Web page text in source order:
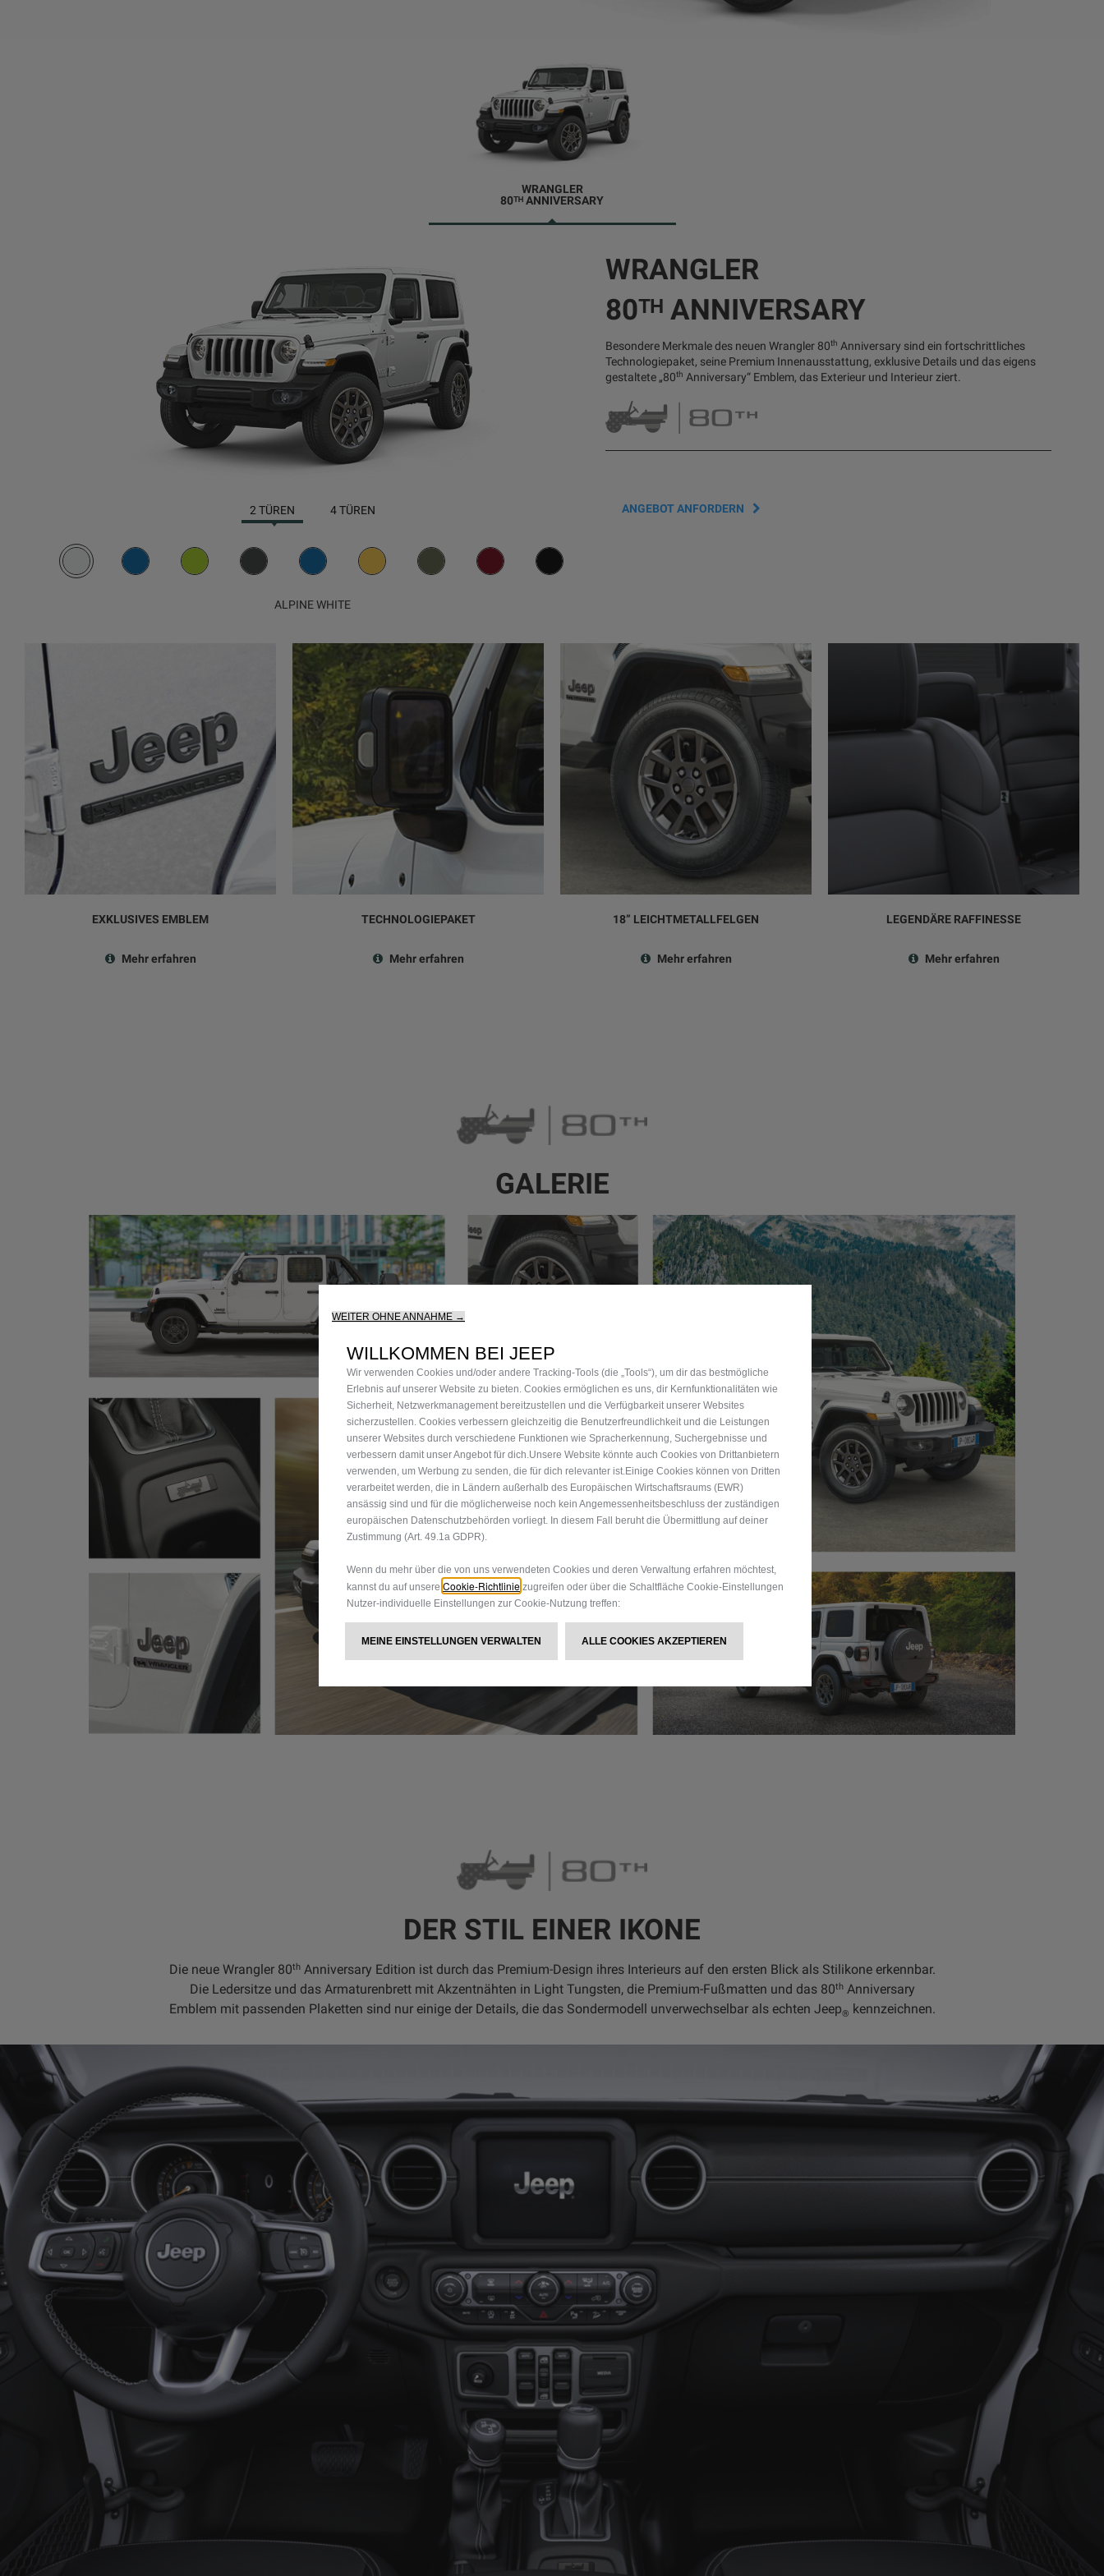
WRANGLER
80ᵀᴴ ANNIVERSARY
2 TÜREN 4 TÜREN
ALPINE WHITE
WRANGLER
80ᵀᴴ ANNIVERSARY
Besondere Merkmale des neuen Wrangler 80th Anniversary sind ein fortschrittliches
Technologiepaket, seine Premium Innenausstattung, exklusive Details und das eigens
gestaltete „80th Anniversary“ Emblem, das Exterieur und Interieur ziert.
ANGEBOT ANFORDERN
EXKLUSIVES EMBLEM
Mehr erfahren
TECHNOLOGIEPAKET
Mehr erfahren
18” LEICHTMETALLFELGEN
Mehr erfahren
LEGENDÄRE RAFFINESSE
Mehr erfahren
GALERIE
DER STIL EINER IKONE
Die neue Wrangler 80thAnniversary Edition ist durch das Premium-Design ihres Interieurs auf den ersten Blick als Stilikone erkennbar.
Die Ledersitze und das Armaturenbrett mit Akzentnähten in Light Tungsten, die Premium-Fußmatten und das 80thAnniversary
Emblem mit passenden Plaketten sind nur einige der Details, die das Sondermodell unverwechselbar als echten Jeep® kennzeichnen.
WEITER OHNE ANNAHME →
WILLKOMMEN BEI JEEP
Wir verwenden Cookies und/oder andere Tracking‑Tools (die „Tools“), um dir das bestmögliche
Erlebnis auf unserer Website zu bieten. Cookies ermöglichen es uns, dir Kernfunktionalitäten wie
Sicherheit, Netzwerkmanagement bereitzustellen und die Verfügbarkeit unserer Websites
sicherzustellen. Cookies verbessern gleichzeitig die Benutzerfreundlichkeit und die Leistungen
unserer Websites durch verschiedene Funktionen wie Spracherkennung, Suchergebnisse und
verbessern damit unser Angebot für dich.Unsere Website könnte auch Cookies von Drittanbietern
verwenden, um Werbung zu senden, die für dich relevanter ist.Einige Cookies können von Dritten
verarbeitet werden, die in Ländern außerhalb des Europäischen Wirtschaftsraums (EWR)
ansässig sind und für die möglicherweise noch kein Angemessenheitsbeschluss der zuständigen
europäischen Datenschutzbehörden vorliegt. In diesem Fall beruht die Übermittlung auf deiner
Zustimmung (Art. 49.1a GDPR).
Wenn du mehr über die von uns verwendeten Cookies und deren Verwaltung erfahren möchtest,
kannst du auf unsere Cookie-Richtlinie zugreifen oder über die Schaltfläche Cookie-Einstellungen
Nutzer-individuelle Einstellungen zur Cookie-Nutzung treffen:
MEINE EINSTELLUNGEN VERWALTEN ALLE COOKIES AKZEPTIEREN